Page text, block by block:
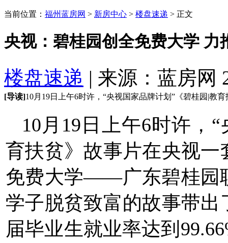
当前位置： 福州蓝房网 > 新房中心 > 楼盘速递 > 正文
央视：碧桂园创全免费大学 力
楼盘速递 | 来源：蓝房网
[导读]10月19日上午6时许，“央视国家品牌计划”《碧桂园|教
10月19日上午6时许，
育扶贫》故事片在央视一
免费大学——广东碧桂园
学子脱贫致富的故事带
届毕业生就业率达到